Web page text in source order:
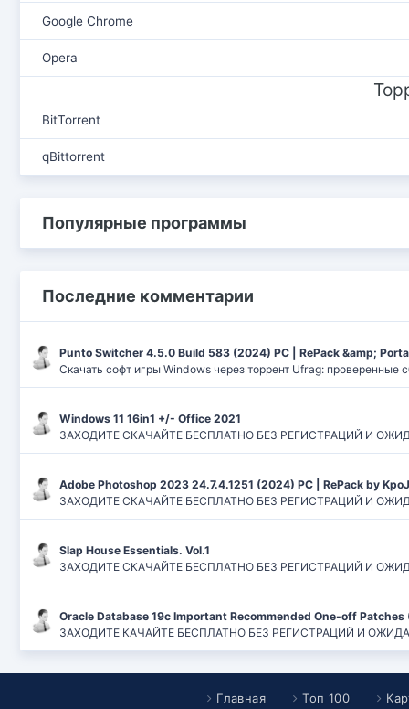
Google Chrome
Opera
BitTorrent
qBittorrent
Популярные программы
Последние комментарии
Punto Switcher 4.5.0 Build 583 (2024) РС | RePack &amp;
Скачать софт игры Windows через торрент Ufrag: проверенные
Windows 11 16in1 +/- Office 2021
ЗАХОДИТЕ СКАЧАЙТЕ БЕСПЛАТНО БЕЗ РЕГИСТРАЦИЙ И
Adobe Photoshop 2023 24.7.4.1251 (2024) PC | RePack by
ЗАХОДИТЕ СКАЧАЙТЕ БЕСПЛАТНО БЕЗ РЕГИСТРАЦИЙ И
Slap House Essentials. Vol.1
ЗАХОДИТЕ СКАЧАЙТЕ БЕСПЛАТНО БЕЗ РЕГИСТРАЦИЙ И
Oracle Database 19c Important Recommended One-off Patches
ЗАХОДИТЕ КАЧАЙТЕ БЕСПЛАТНО БЕЗ РЕГИСТРАЦИЙ И
Главная Топ 100